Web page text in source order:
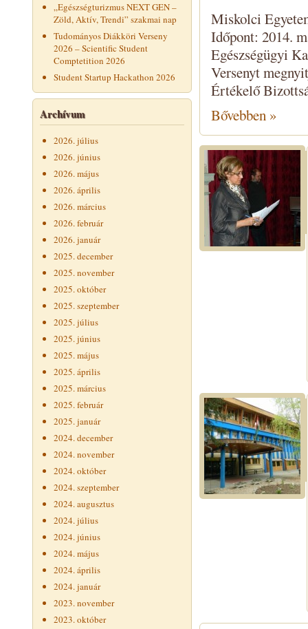
„Egészségturizmus NEXT GEN –
Zöld, Aktív, Trendi” szakmai nap
Tudományos Diákköri Verseny
2026 – Scientific Student
Comptetition 2026
Student Startup Hackathon 2026
Archívum
2026. július
2026. június
2026. május
2026. április
2026. március
2026. február
2026. január
2025. december
2025. november
2025. október
2025. szeptember
2025. július
2025. június
2025. május
2025. április
2025. március
2025. február
2025. január
2024. december
2024. november
2024. október
2024. szeptember
2024. augusztus
2024. július
2024. június
2024. május
2024. április
2024. január
2023. november
2023. október
Miskolci
Időpont: 2014.
Egészségügyi
Versenyt
Értékelő
Bővebben »